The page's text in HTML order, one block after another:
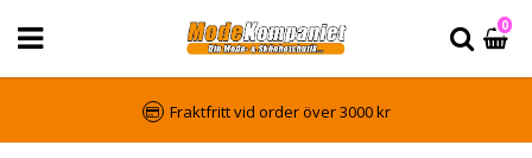
0
Fraktfritt vid order över 3000 kr